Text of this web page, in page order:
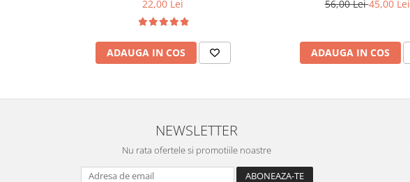
22,00 Lei
ADAUGA IN COS
56,00 Lei45,00 Lei
ADAUGA IN COS
NEWSLETTER
Nu rata ofertele si promotiile noastre